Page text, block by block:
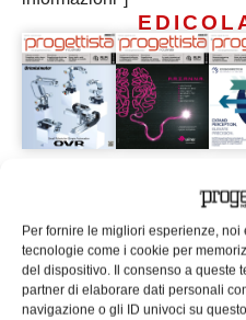
Per fornire le migliori esperienze,
tecnologie come i cookie per
del dispositivo. Il consenso a queste
partner di elaborare dati personali
navigazione o gli ID univoci su
ISCRIVITI ALLA